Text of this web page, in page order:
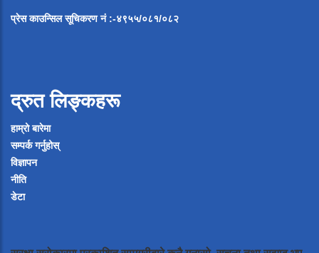
प्रेस काउन्सिल सूचिकरण नं:-४९५५/०८१/०८२
द्रुत लिङ्कहरू
हाम्रो बारेमा
सम्पर्क गर्नुहोस्
विज्ञापन
नीति
डेटा